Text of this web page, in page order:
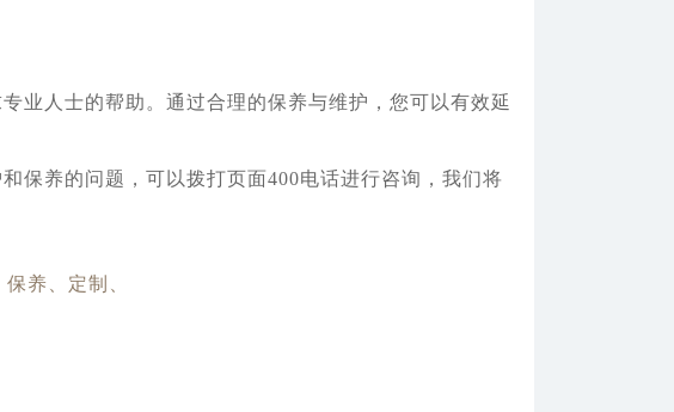
人士的帮助。通过合理的保养与维护，您可以有效延
保养的问题，可以拨打页面400电话进行咨询，我们将